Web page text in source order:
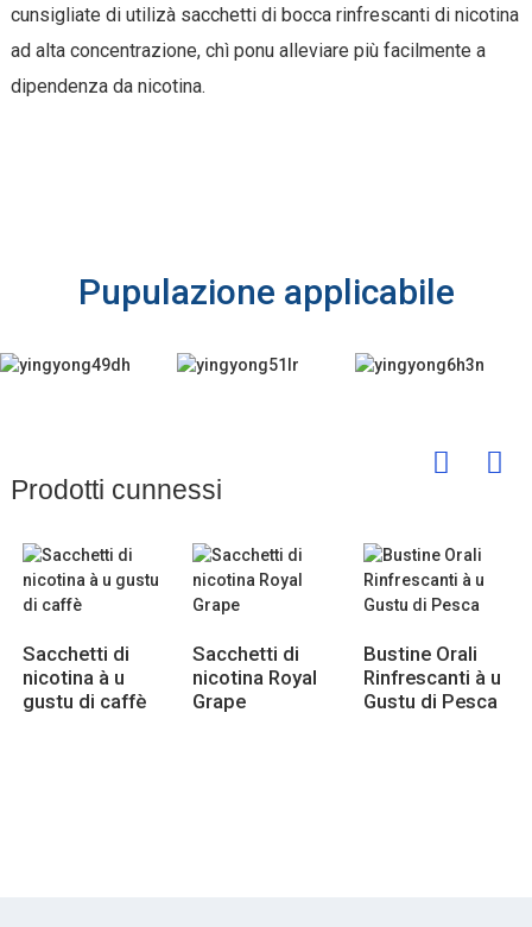
cunsigliate di utilizà sacchetti di bocca rinfrescanti di nicotina
ad alta concentrazione, chì ponu alleviare più facilmente a
dipendenza da nicotina.
Pupulazione applicabile
Prodotti cunnessi
Sacchetti di
nicotina à u
gustu di caffè
Sacchetti di
nicotina Royal
Grape
Bustine Orali
Rinfrescanti à u
Gustu di Pesca